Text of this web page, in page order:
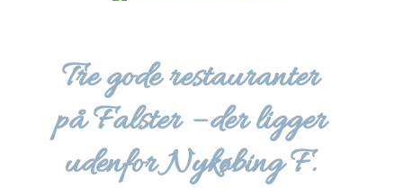
Tre gode restauranter
på Falster – der ligger
udenfor Nykøbing F.